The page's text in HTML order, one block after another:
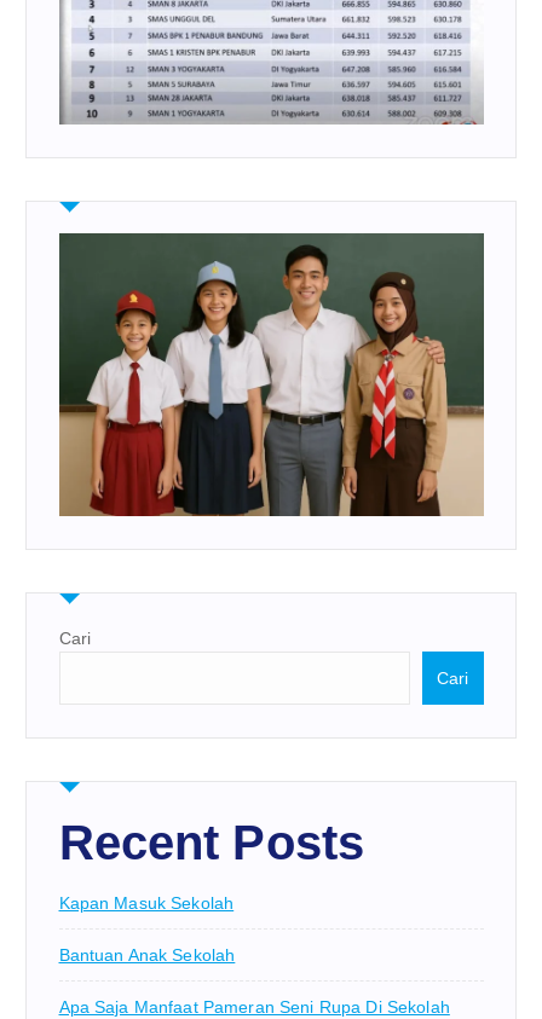
Cari
Cari
Recent Posts
Kapan Masuk Sekolah
Bantuan Anak Sekolah
Apa Saja Manfaat Pameran Seni Rupa Di Sekolah